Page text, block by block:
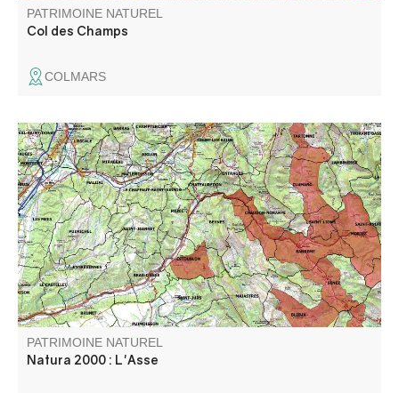
PATRIMOINE NATUREL
Col des Champs
COLMARS
Le site de l’Asse comporte une caractéristique principale :
la partie amont comprend les terres agricoles alors que le
périmètre en aval de la clue de Chabrières ne concentre
que le lit de la rivière ainsi que sa ripisylve.
PATRIMOINE NATUREL
Natura 2000 : L'Asse